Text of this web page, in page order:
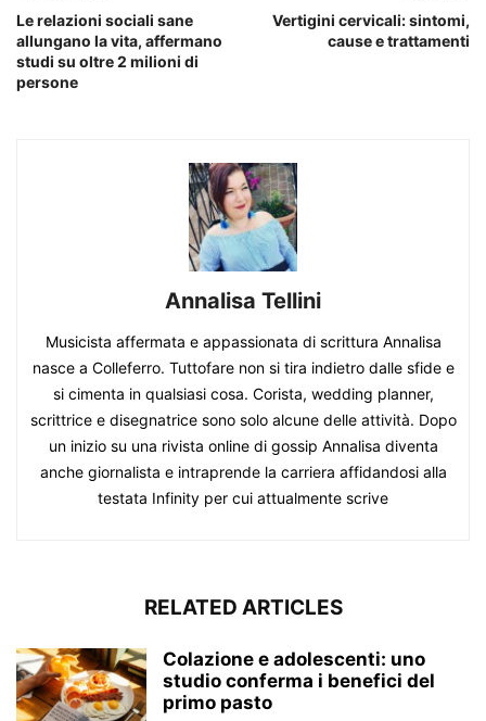
Le relazioni sociali sane
allungano la vita, affermano
studi su oltre 2 milioni di
persone
Vertigini cervicali: sintomi,
cause e trattamenti
Annalisa Tellini
Musicista affermata e appassionata di scrittura Annalisa
nasce a Colleferro. Tuttofare non si tira indietro dalle sfide e
si cimenta in qualsiasi cosa. Corista, wedding planner,
scrittrice e disegnatrice sono solo alcune delle attività. Dopo
un inizio su una rivista online di gossip Annalisa diventa
anche giornalista e intraprende la carriera affidandosi alla
testata Infinity per cui attualmente scrive
RELATED ARTICLES
Colazione e adolescenti: uno
studio conferma i benefici del
primo pasto